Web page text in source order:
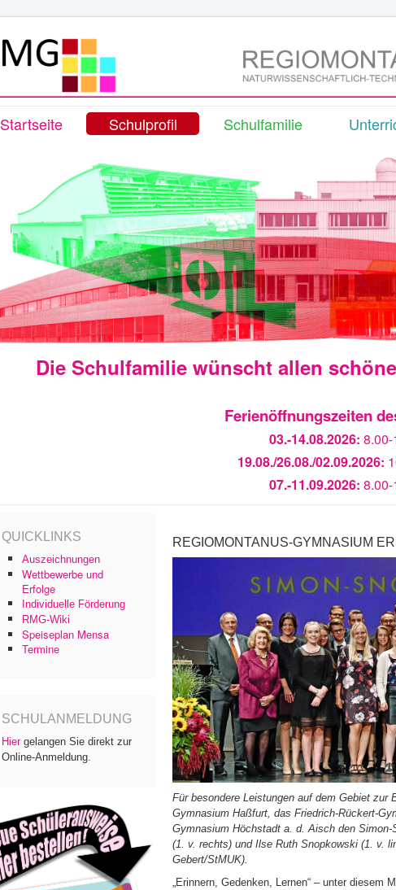
Startseite Schulprofil Schulfamilie
Die Schulfamilie wünscht allen
Ferienöffnungszeiten
03.-14.08.2026:
19.08./26.08./02.09.2026:
07.-11.09.2026:
QUICKLINKS
Auszeichnungen
Wettbewerbe und
Erfolge
Individuelle Förderung
RMG-Wiki
Speiseplan Mensa
Termine
SCHULANMELDUNG
Hiergelangen Sie direkt zur
Online-Anmeldung.
REGIOMONTANUS-GYMNASIUM
Für besondere Leistungen auf dem Gebiet zur
Gymnasium Haßfurt, das Friedrich-Rückert-
Gymnasium Höchstadt a. d. Aisch den
(1. v. rechts) und Ilse Ruth Snopkowski (1. v.
Gebert/StMUK).
„Erinnern, Gedenken, Lernen“ – unter diesem